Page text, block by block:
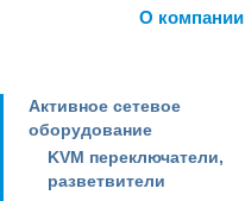
О компании
Активное сетевое
оборудование
KVM переключатели,
разветвители